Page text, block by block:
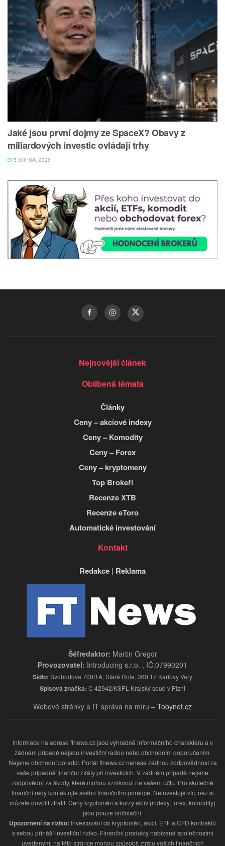
Jaké jsou první dojmy ze SpaceX? Obavy z
miliardových investic ovládají trhy
5 SRPNA, 2026
Nejnovější článek
Oblíbená témata
Články
Ceny – akciové indexy
Ceny – Komodity
Ceny – Forex
Ceny – kryptomeny
Top Brokeři
Recenze XTB
Recenze eToro
Automatické investování
Kontakt
Redakce | Reklama
Šéfredaktor: Martin Gregor
Provozovatel: Introducing s.r.o. , IČ:07990201
Sídlo: Svobodova 700/1A, Stará Role, 360 17 Karlovy Vary
Spisová značka: C 42942/KSPL Krajský soud v Plzni
Webové stránky a IT správa na míru – Tobynet.cz
Informace na adrese ftnews.cz jsou výhradně informačního charakteru a v
žádném případě nejsou investiční radou nebo obchodním doporučením.
Nejsme obchodní poradci. Portál ftnews.cz nenese žádnou zodpovědnost za
vaše případně finanční ztráty při investicích. V žádném případě nejsme
zodpovědní za škody, které mohou vzniknout na vašem účtu. Pro skutečné
finanční rady kontaktujte svého finančního poradce. Neinvestuje víc, než si
můžete dovolit ztratit. Ceny kryptoměn a kurzy aktiv (indexy, forex, komodity)
jsou pouze oričntační.
Upozornění na riziko: Investování do kryptoměn, akcií, ETF a CFD kontraktů
s sebou přináší investiční riziko. Finanční produkty nabízené společnostmi
uvedenými na této stránce mohou způsobit ztrátu vašich finančních